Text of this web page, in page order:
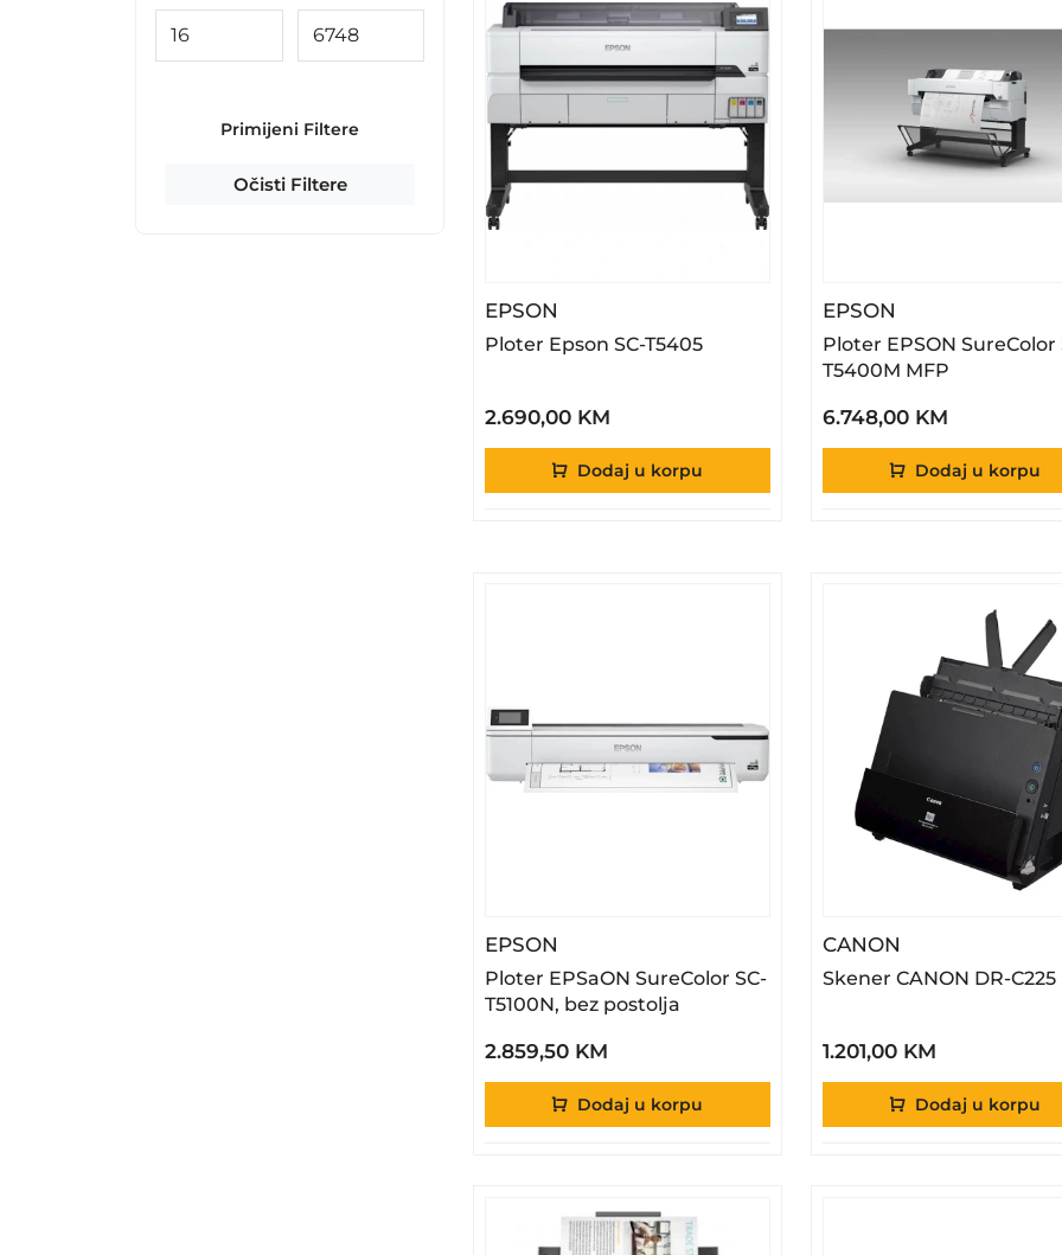
Primijeni Filtere
Očisti Filtere
EPSON
Ploter Epson SC-T5405
2.690,00 KM
Dodaj u korpu
EPSON – Ploter
Ploter EPSON SureColor
T5400M MFP
6.748,00 KM
Dodaj u korpu
EPSON – Ploter EPSaON SureColor SC-T5100N, Bez
Ploter EPSaON SureColor SC-
T5100N, bez postolja
2.859,50 KM
Dodaj u korpu
CANON – Skener
Skener CANON DR-C225
1.201,00 KM
Dodaj u korpu